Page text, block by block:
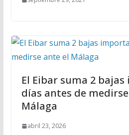
El Eibar suma 2
días antes de
Málaga
abril 23, 2026